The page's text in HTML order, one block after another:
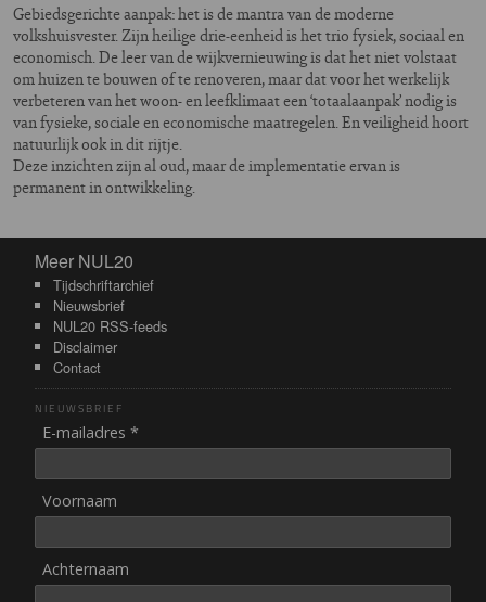
Gebiedsgerichte aanpak: het is de mantra van de moderne
volkshuisvester. Zijn heilige drie-eenheid is het trio fysiek, sociaal en
economisch. De leer van de wijkvernieuwing is dat het niet volstaat
om huizen te bouwen of te renoveren, maar dat voor het werkelijk
verbeteren van het woon- en leefklimaat een ‘totaalaanpak’ nodig is
van fysieke, sociale en economische maatregelen. En veiligheid hoort
natuurlijk ook in dit rijtje.
Deze inzichten zijn al oud, maar de implementatie ervan is
permanent in ontwikkeling.
Meer NUL20
Meer NUL20
Tijdschriftarchief
Nieuwsbrief
NUL20 RSS-feeds
Disclaimer
Contact
NIEUWSBRIEF
E-mailadres *
Voornaam
Achternaam